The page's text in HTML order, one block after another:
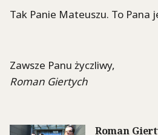
Tak Panie Mateuszu. To Pana
Zawsze Panu życzliwy,
Roman Giertych
Roman